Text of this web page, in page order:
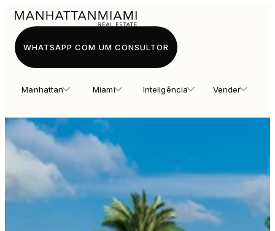
Manhattan Miami Inteligência Vender
WHATSAPP COM UM CONSULTOR